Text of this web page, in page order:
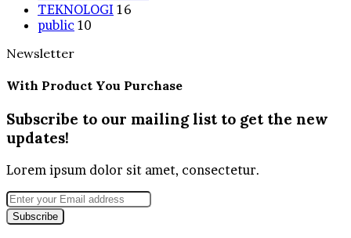
TEKNOLOGI 16
public 10
Newsletter
With Product You Purchase
Subscribe to our mailing list to get the new
updates!
Lorem ipsum dolor sit amet, consectetur.
Enter
your
Email